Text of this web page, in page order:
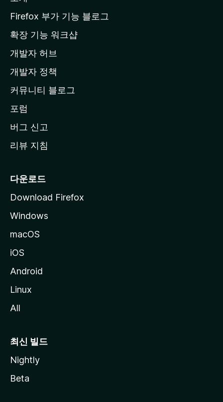
a
페
이
지
이
동
Firefox 부가 기능 블로그
확장 기능 워크샵
개발자 허브
개발자 정책
커뮤니티 블로그
포럼
버그 신고
리뷰 지침
다운로드
Download Firefox
Windows
macOS
iOS
Android
Linux
All
최신 빌드
Nightly
Beta